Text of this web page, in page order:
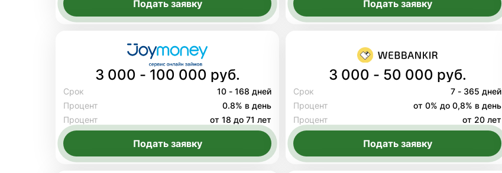
Подать заявку Подать заявку
3 000 - 100 000 руб.
Срок
10 - 168 дней
Процент
0.8% в день
Процент
от 18 до 71 лет
Подать заявку
3 000 - 50 000 руб.
Срок
7 - 365 дней
Процент
от 0% до 0,8% в день
Процент
от 20 лет
Подать заявку